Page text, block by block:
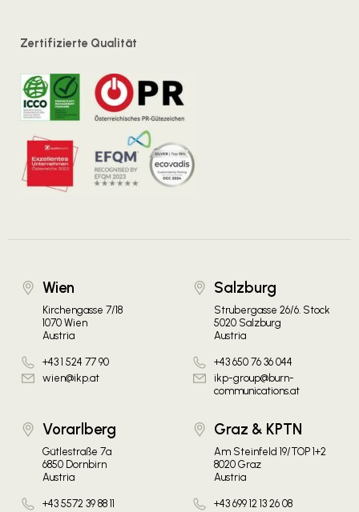
Zertifizierte Qualität
Wien
Kirchengasse 7/18
1070 Wien
Austria
+43 1 524 77 90
wien@ikp.at
Salzburg
Strubergasse 26/6. Stock
5020 Salzburg
Austria
+43 650 76 36 044
ikp-group@burn-
communications.at
Vorarlberg
Gütlestraße 7a
6850 Dornbirn
Austria
+43 5572 39 88 11
Graz & KPTN
Am Steinfeld 19/TOP 1+2
8020 Graz
Austria
+43 699 12 13 26 08